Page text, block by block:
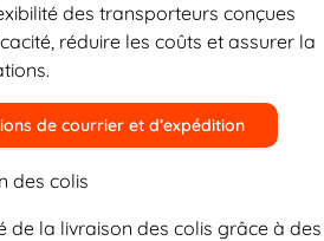
des transporteurs conçues
réduire les coûts et assurer la
de courrier et d’expédition
des colis
de la livraison des colis grâce à des